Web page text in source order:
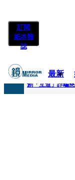
訂閱
紙本雜
誌
最新
快訊
創「互道」詐騙